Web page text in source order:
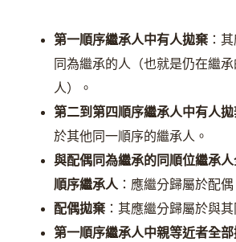
第一順序繼承人中有人拋棄：其
同為繼承的人（也就是仍在繼
人）。
第二到第四順序繼承人中有人拋
於其他同一順序的繼承人。
與配偶同為繼承的同順位繼承
順序繼承人 ：應繼分歸屬於配偶
配偶拋棄：其應繼分歸屬於與其
第一順序繼承人中親等近者全